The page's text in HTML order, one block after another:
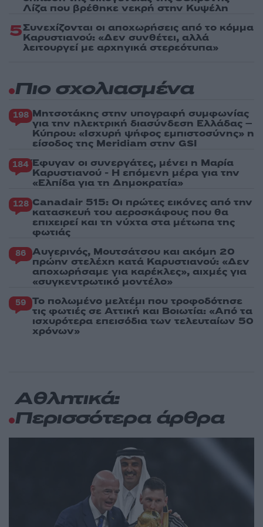
Λίζα που βρέθηκε νεκρή στην Κυψέλη
5Συνεχίζονται οι αποχωρήσεις από το κόμμα
Καρυστιανού: «Δεν συνθέτει, αλλά
λειτουργεί με αρχηγικά στερεότυπα»
Πιο σχολιασμένα
198 Μητσοτάκης στην υπογραφή συμφωνίας
για την ηλεκτρική διασύνδεση Ελλάδας –
Κύπρου: «Ισχυρή ψήφος εμπιστοσύνης» η
είσοδος της Meridiam στην GSI
184 Έφυγαν οι συνεργάτες, μένει η Μαρία
Καρυστιανού - Η επόμενη μέρα για την
«Ελπίδα για τη Δημοκρατία»
128 Canadair 515: Οι πρώτες εικόνες από την
κατασκευή του αεροσκάφους που θα
επιχειρεί και τη νύχτα στα μέτωπα της
φωτιάς
86 Αυγερινός, Μουτσάτσου και ακόμη 20
πρώην στελέχη κατά Καρυστιανού: «Δεν
αποχωρήσαμε για καρέκλες», αιχμές για
«συγκεντρωτικό μοντέλο»
59 Το πολωμένο μελτέμι που τροφοδότησε
τις φωτιές σε Αττική και Βοιωτία: «Από τα
ισχυρότερα επεισόδια των τελευταίων 50
χρόνων»
Αθλητικά:
Περισσότερα άρθρα